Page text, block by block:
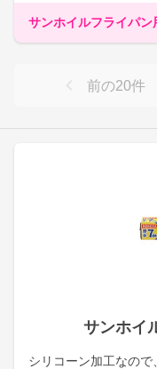
サンホイ
シリコーン加工なの
サンホイルフライパン
前の20件